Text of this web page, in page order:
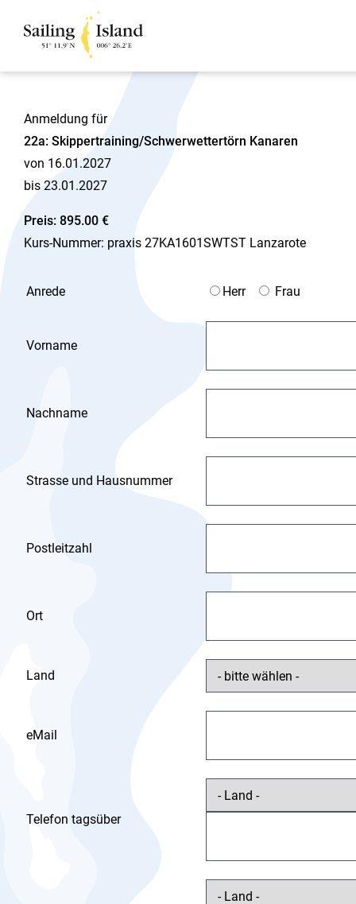
Anmeldung für
22a: Skippertraining/Schwerwettertörn Kanaren
von 16.01.2027
bis 23.01.2027
Preis: 895.00 €
Kurs-Nummer: praxis 27KA1601SWTST Lanzarote
Anrede Herr Frau
Vorname
Nachname
Strasse und Hausnummer
Postleitzahl
Ort
Land
eMail
Telefon tagsüber